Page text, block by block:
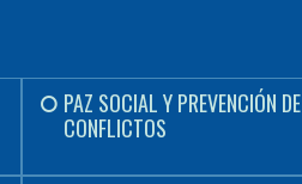
PAZ SOCIAL Y PREVENCIÓN DE
CONFLICTOS